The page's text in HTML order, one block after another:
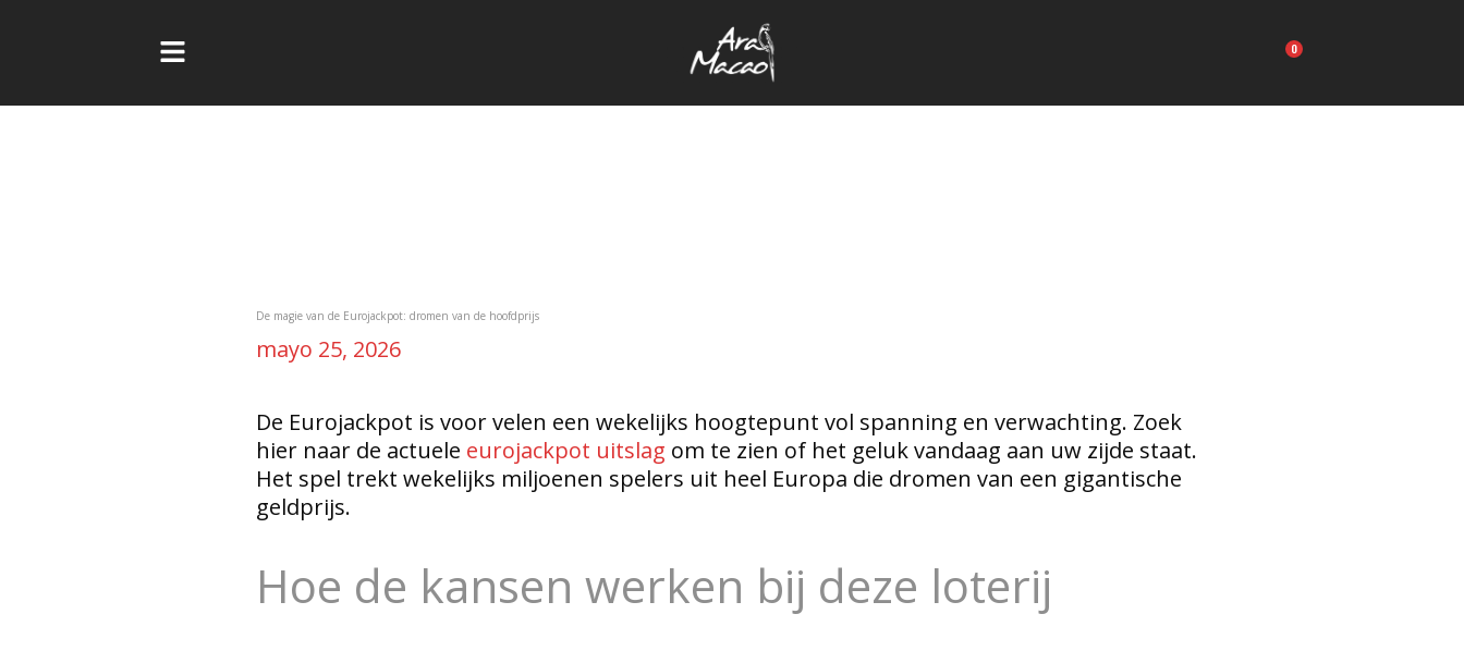
Carrito
De magie van de Eurojackpot: dromen van de hoofdprijs
mayo 25, 2026
De Eurojackpot is voor velen een wekelijks hoogtepunt vol spanning en verwachting. Zoek
hier naar de actuele eurojackpot uitslag om te zien of het geluk vandaag aan uw zijde staat.
Het spel trekt wekelijks miljoenen spelers uit heel Europa die dromen van een gigantische
geldprijs.
Hoe de kansen werken bij deze loterij